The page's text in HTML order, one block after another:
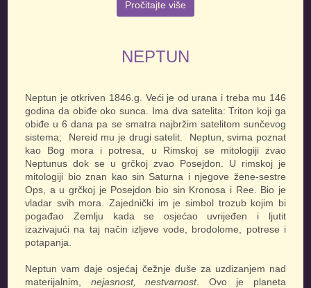
Pročitajte više
NEPTUN
Neptun je otkriven 1846.g. Veći je od urana i treba mu 146
godina da obiđe oko sunca. Ima dva satelita: Triton koji ga
obiđe u 6 dana pa se smatra najbržim satelitom sunčevog
sistema; Nereid mu je drugi satelit.
Neptun, svima poznat
kao Bog mora i potresa, u Rimskoj se mitologiji zvao
Neptunus dok se u grčkoj zvao Posejdon. U rimskoj je
mitologiji bio znan kao sin Saturna i njegove žene-sestre
Ops, a u grčkoj je Posejdon bio sin Kronosa i Ree. Bio je
vladar svih mora. Zajednički im je simbol trozub kojim bi
pogađao Zemlju kada se osjećao uvrijeđen i ljutit
izazivajući na taj način izljeve vode, brodolome, potrese i
potapanja.
Neptun vam daje osjećaj čežnje duše za uzdizanjem nad
materijalnim, nejasnost, nestvarnost. Ovo je planeta